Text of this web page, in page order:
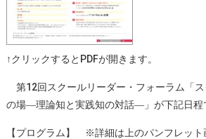
↑クリックするとPDFが開きます。
第12回スクールリーダー・フォーラム「
の場―理論知と実践知の対話―」が下記日程
【プログラム】 ※詳細は上のパンフレット